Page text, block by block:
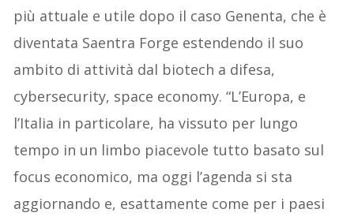
più attuale e utile dopo il caso Genenta, che è
diventata Saentra Forge estendendo il suo
ambito di attività dal biotech a difesa,
cybersecurity, space economy. “L’Europa, e
l’Italia in particolare, ha vissuto per lungo
tempo in un limbo piacevole tutto basato sul
focus economico, ma oggi l’agenda si sta
aggiornando e, esattamente come per i paesi